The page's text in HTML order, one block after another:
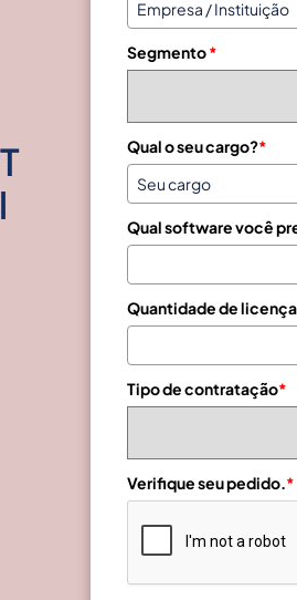
z
i
l
5
Segmento*
Qual o seu cargo?*
Qual software você
Quantidade de
Tipo de contratação*
Verifique seu pedido. *